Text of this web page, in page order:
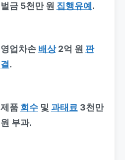
벌금 5천만 원 집행유예 .
영업차손 배상2억 원 판
결.
제품 회수및 과태료 3천만
원 부과.